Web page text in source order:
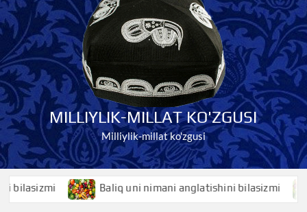
MILLIYLIK-MILLAT KO'ZGUSI
Milliylik-millat ko'zgusi
Baliq uni nimani anglatishini bilasizmi